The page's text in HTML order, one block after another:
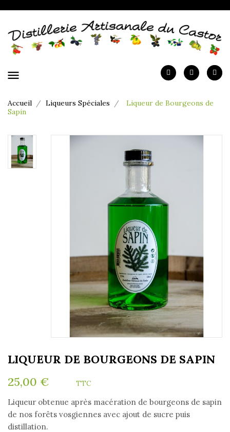
menu
Accueil Liqueurs Spéciales
Liqueur de Bourgeons de
Sapin
LIQUEUR DE BOURGEONS DE SAPIN
25,00 €
TTC
Liqueur obtenue après macération de bourgeons de sapin
de nos forêts vosgiennes avec ajout de sucre puis
distillation.